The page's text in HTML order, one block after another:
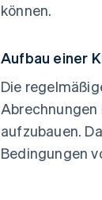
können.
Aufbau einer
Die
aufzubauen.
Bedingungen